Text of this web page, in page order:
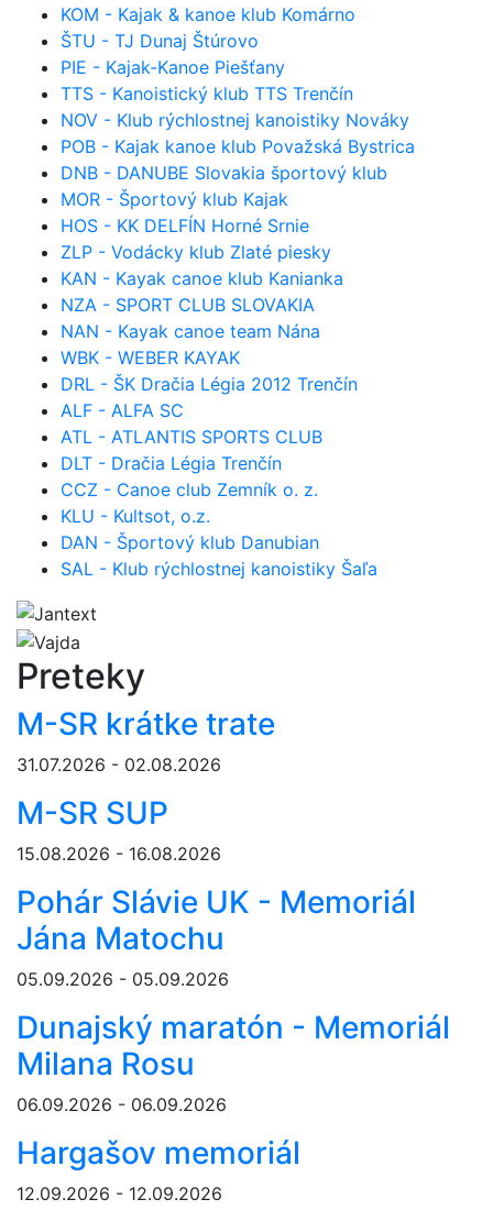
KOM - Kajak & kanoe klub Komárno
ŠTU - TJ Dunaj Štúrovo
PIE - Kajak-Kanoe Piešťany
TTS - Kanoistický klub TTS Trenčín
NOV - Klub rýchlostnej kanoistiky Nováky
POB - Kajak kanoe klub Považská Bystrica
DNB - DANUBE Slovakia športový klub
MOR - Športový klub Kajak
HOS - KK DELFÍN Horné Srnie
ZLP - Vodácky klub Zlaté piesky
KAN - Kayak canoe klub Kanianka
NZA - SPORT CLUB SLOVAKIA
NAN - Kayak canoe team Nána
WBK - WEBER KAYAK
DRL - ŠK Dračia Légia 2012 Trenčín
ALF - ALFA SC
ATL - ATLANTIS SPORTS CLUB
DLT - Dračia Légia Trenčín
CCZ - Canoe club Zemník o. z.
KLU - Kultsot, o.z.
DAN - Športový klub Danubian
SAL - Klub rýchlostnej kanoistiky Šaľa
Preteky
M-SR krátke trate
31.07.2026 - 02.08.2026
M-SR SUP
15.08.2026 - 16.08.2026
Pohár Slávie UK - Memoriál
Jána Matochu
05.09.2026 - 05.09.2026
Dunajský maratón - Memoriál
Milana Rosu
06.09.2026 - 06.09.2026
Hargašov memoriál
12.09.2026 - 12.09.2026